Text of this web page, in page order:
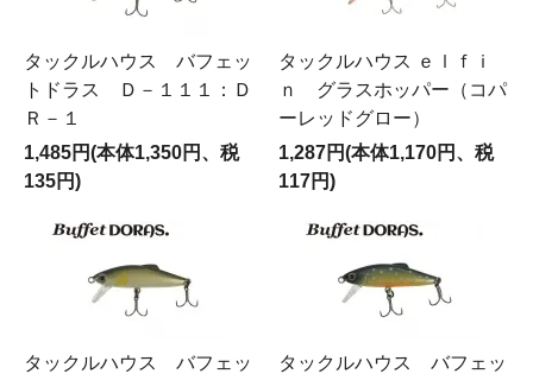
タックルハウス バフェッ
トドラス Ｄ－１１１：Ｄ
Ｒ－１
1,485円(本体1,350円、税
135円)
タックルハウス ｅｌｆｉ
ｎ グラスホッパー（コパ
ーレッドグロー）
1,287円(本体1,170円、税
117円)
タックルハウス バフェッ
タックルハウス バフェッ